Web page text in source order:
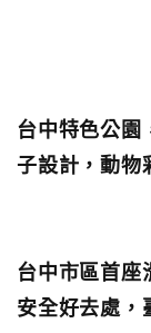
台中特色公園
子設計，動物
台中市區首座
安全好去處，